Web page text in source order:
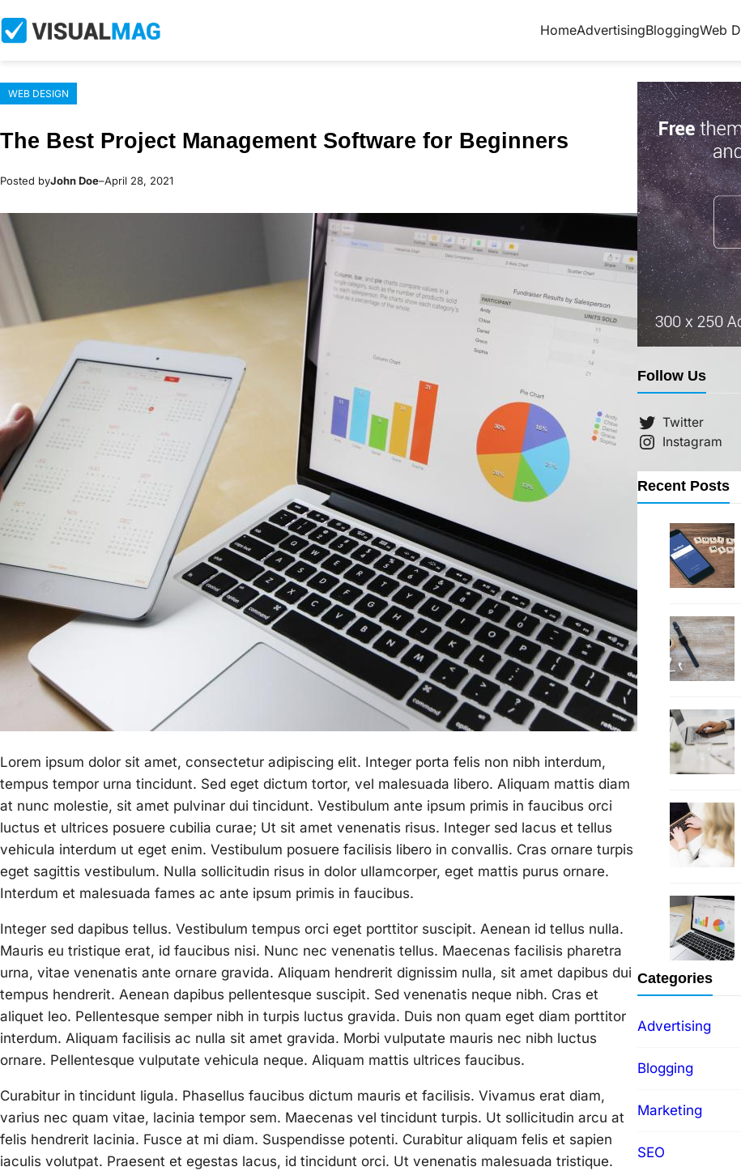
to
HomeAdvertisingBloggingWeb
WEB DESIGN
The Best Project Management Software for Beginners
Posted byJohn Doe–April 28, 2021
Lorem ipsum dolor sit amet, consectetur adipiscing elit. Integer porta felis non nibh interdum,
tempus tempor urna tincidunt. Sed eget dictum tortor, vel malesuada libero. Aliquam mattis diam
at nunc molestie, sit amet pulvinar dui tincidunt. Vestibulum ante ipsum primis in faucibus orci
luctus et ultrices posuere cubilia curae; Ut sit amet venenatis risus. Integer sed lacus et tellus
vehicula interdum ut eget enim. Vestibulum posuere facilisis libero in convallis. Cras ornare turpis
eget sagittis vestibulum. Nulla sollicitudin risus in dolor ullamcorper, eget mattis purus ornare.
Interdum et malesuada fames ac ante ipsum primis in faucibus.
Integer sed dapibus tellus. Vestibulum tempus orci eget porttitor suscipit. Aenean id tellus nulla.
Mauris eu tristique erat, id faucibus nisi. Nunc nec venenatis tellus. Maecenas facilisis pharetra
urna, vitae venenatis ante ornare gravida. Aliquam hendrerit dignissim nulla, sit amet dapibus dui
tempus hendrerit. Aenean dapibus pellentesque suscipit. Sed venenatis neque nibh. Cras et
aliquet leo. Pellentesque semper nibh in turpis luctus gravida. Duis non quam eget diam porttitor
interdum. Aliquam facilisis ac nulla sit amet gravida. Morbi vulputate mauris nec nibh luctus
ornare. Pellentesque vulputate vehicula neque. Aliquam mattis ultrices faucibus.
Curabitur in tincidunt ligula. Phasellus faucibus dictum mauris et facilisis. Vivamus erat diam,
varius nec quam vitae, lacinia tempor sem. Maecenas vel tincidunt turpis. Ut sollicitudin arcu at
felis hendrerit lacinia. Fusce at mi diam. Suspendisse potenti. Curabitur aliquam felis et sapien
iaculis volutpat. Praesent et egestas lacus, id tincidunt orci. Ut venenatis malesuada tristique.
Follow Us
Twitter
Instagram
Recent Posts
Categories
Advertising
Blogging
Marketing
SEO